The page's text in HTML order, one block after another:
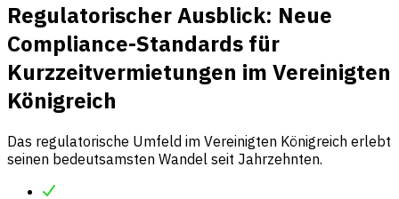
Regulatorischer Ausblick: Neue
Compliance-Standards für
Kurzzeitvermietungen im Vereinigten
Königreich
Das regulatorische Umfeld im Vereinigten Königreich erlebt
seinen bedeutsamsten Wandel seit Jahrzehnten.